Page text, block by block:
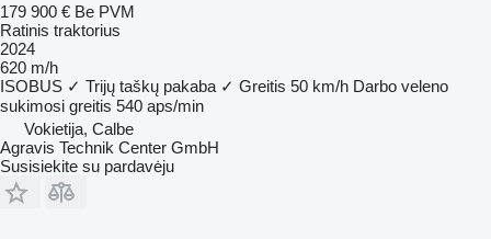
179 900 € Be PVM
Ratinis traktorius
2024
620 m/h
ISOBUS ✓ Trijų taškų pakaba ✓ Greitis 50 km/h Darbo veleno
sukimosi greitis 540 aps/min
Vokietija, Calbe
Agravis Technik Center GmbH
Susisiekite su pardavėju